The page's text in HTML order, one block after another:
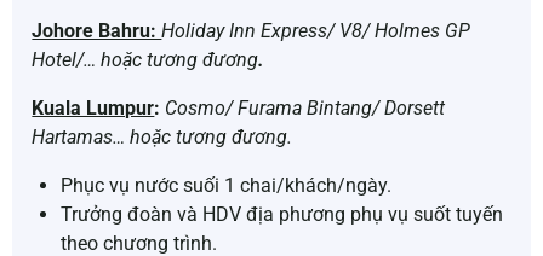
Johore Bahru:Holiday Inn Express/ V8/ Holmes GP
Hotel/… hoặc tương đương.
Kuala Lumpur: Cosmo/ Furama Bintang/ Dorsett
Hartamas… hoặc tương đương.
Phục vụ nước suối 1 chai/khách/ngày.
Trưởng đoàn và HDV địa phương phụ vụ suốt tuyến
theo chương trình.